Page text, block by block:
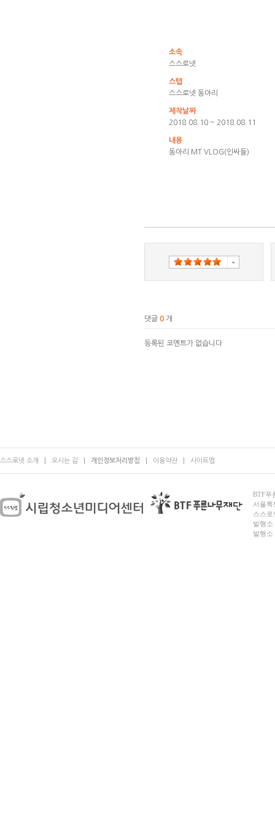
소속
스스로넷
스텝
스스로넷 동아리
제작날짜
2018.08.10 ~ 2018.08.11
내용
동아리 MT VLOG(인싸들)
댓글 0 개
등록된 코멘트가 없습니다
스스로넷 소개 오시는 길 개인정보처리방침 이용약관 사이트맵
BTF푸
서울
스스로
발행소
발행소